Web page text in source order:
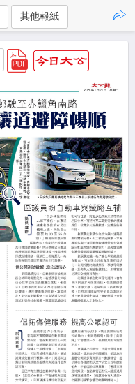
其他報紙